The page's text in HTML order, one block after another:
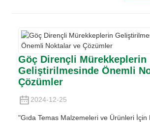
Göç Dirençli Mürekkeplerin
Geliştirilmesinde Önemli
Çözümler
2024-12-25
"Gıda Temas Malzemeleri ve Ürünleri İçin